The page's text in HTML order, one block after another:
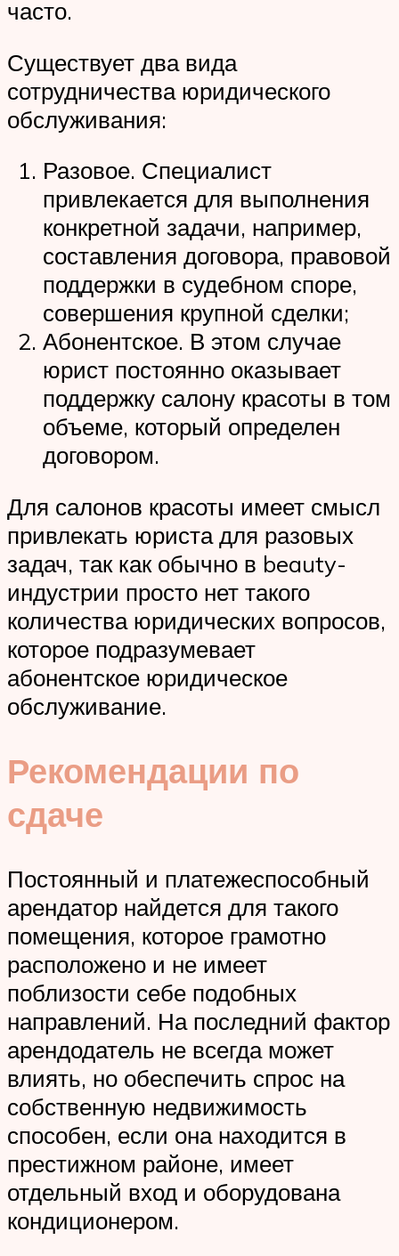
часто.
Существует два вида
сотрудничества юридического
обслуживания:
Разовое. Специалист
привлекается для выполнения
конкретной задачи, например,
составления договора, правовой
поддержки в судебном споре,
совершения крупной сделки;
Абонентское. В этом случае
юрист постоянно оказывает
поддержку салону красоты в том
объеме, который определен
договором.
Для салонов красоты имеет смысл
привлекать юриста для разовых
задач, так как обычно в beauty-
индустрии просто нет такого
количества юридических вопросов,
которое подразумевает
абонентское юридическое
обслуживание.
Рекомендации по
сдаче
Постоянный и платежеспособный
арендатор найдется для такого
помещения, которое грамотно
расположено и не имеет
поблизости себе подобных
направлений. На последний фактор
арендодатель не всегда может
влиять, но обеспечить спрос на
собственную недвижимость
способен, если она находится в
престижном районе, имеет
отдельный вход и оборудована
кондиционером.